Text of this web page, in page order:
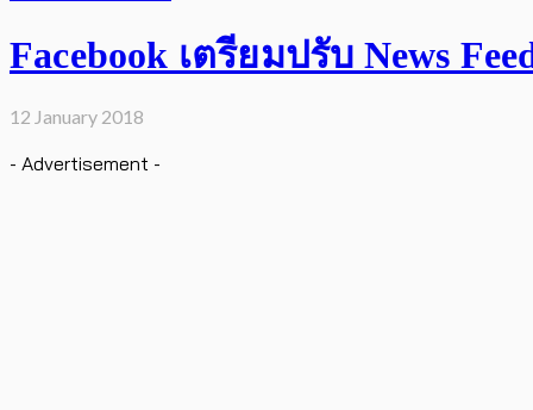
Facebook เตรียมปรับ News
12 January 2018
- Advertisement -